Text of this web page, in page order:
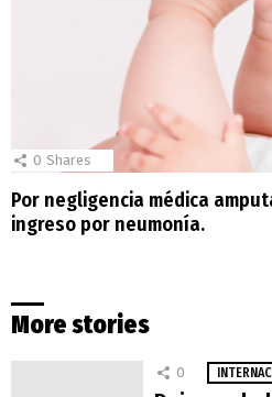
0 Shares
Por negligencia médica
ingreso por neumonía.
More stories
0